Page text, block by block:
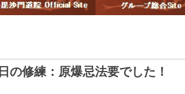
の修練：原爆忌法要でした！